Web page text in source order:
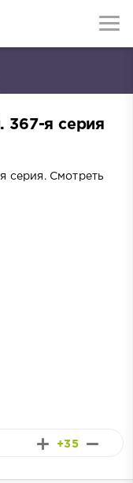
367-я серия
серия. Смотреть
+35